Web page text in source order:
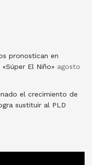
pronostican en
El Niño» agosto
el crecimiento de
sustituir al PLD